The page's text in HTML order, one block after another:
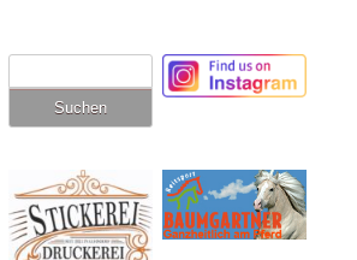
nach: